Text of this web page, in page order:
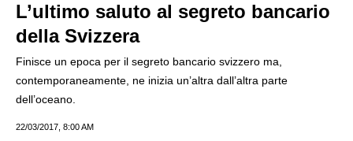
L’ultimo saluto al segreto bancario
della Svizzera
Finisce un epoca per il segreto bancario svizzero ma,
contemporaneamente, ne inizia un’altra dall’altra parte
dell’oceano.
22/03/2017, 8:00 AM